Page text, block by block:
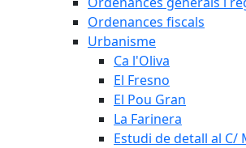
Ordenances fiscals
Urbanisme
Ca l'Oliva
El Fresno
El Pou Gran
La Farinera
Estudi de detall al C/